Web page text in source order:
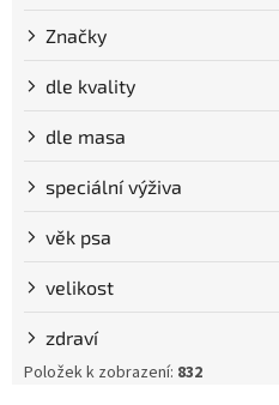
Značky
dle kvality
dle masa
speciální výživa
věk psa
velikost
zdraví
Položek k zobrazení: 832